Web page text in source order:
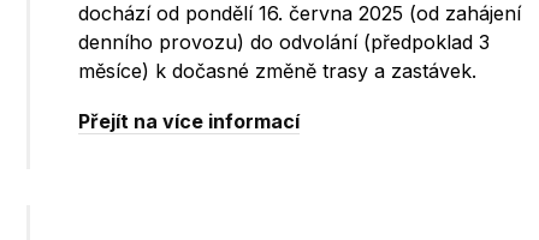
dochází od pondělí 16. června 2025 (od zahájení
denního provozu) do odvolání (předpoklad 3
měsíce) k dočasné změně trasy a zastávek.
Přejít na více informací